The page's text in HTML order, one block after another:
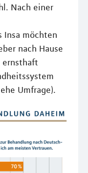
Nach einer
Insa möchten
nach Hause
ernsthaft
Umfrage).